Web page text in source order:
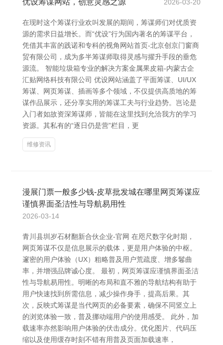
优设筹谋网站，创意灵感之源 2026-03-20
在现时这个筹谋行业欢叫发展的期间，筹谋师们对优质资
源的需求日益增长。而“优设”行为国内著名的筹谋平台，
凭借其丰富的践诺和专科的视角网站首页-北京创京门窗商
贸有限公司，成为多半筹谋师取得灵感与擢升手段的垂危
源流。 智能垃圾箱专业的解决方案金属果皮箱-内蒙古企
汇贴网络科技有限公司 优设网站涵盖了平面筹谋、UI/UX
筹谋、网页筹谋、插画等多个领域，不仅提供高质地的筹
谋作品展示，还分享实用的筹谋工夫与行业趋势。岂论是
入门者如故资深筹谋师，皆能在这里找到允洽我方的学习
资源。其私有的“逐日仍是营”栏目，更
维修资讯
漫展门票一般多少钱-皮草批发城在哪里网页筹谋应
谨慎界面圣洁性与导航易用性
2026-03-14
青川县圳岁石材翻新合伙企业-官网 在咫尺数字化时期，
网页筹谋不仅是信息展示的载体，更是用户体验的中枢。
邃密的用户体验（UX）粗略普及用户荒疏度、增多鬈曲
率，并增强品牌诚心度。 最初，网页筹谋应谨慎界面圣洁
性与导航易用性。明晰的布局和直不雅的导航结构有助于
用户快速找到所需信息，减少操作身手，提高后果。其
次，反映式筹谋是当代网页的必备要素，确保不同竖立上
的浏览体验一致，普及挪动端用户的使用感受。 此外，加
载速率亦然影响用户体验的伏击成分。优化图片、代码压
缩以及使用缓存时刻不错有用普及页面加载速率，